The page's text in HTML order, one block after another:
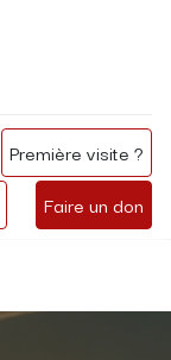
Faire un don
Première visite ?